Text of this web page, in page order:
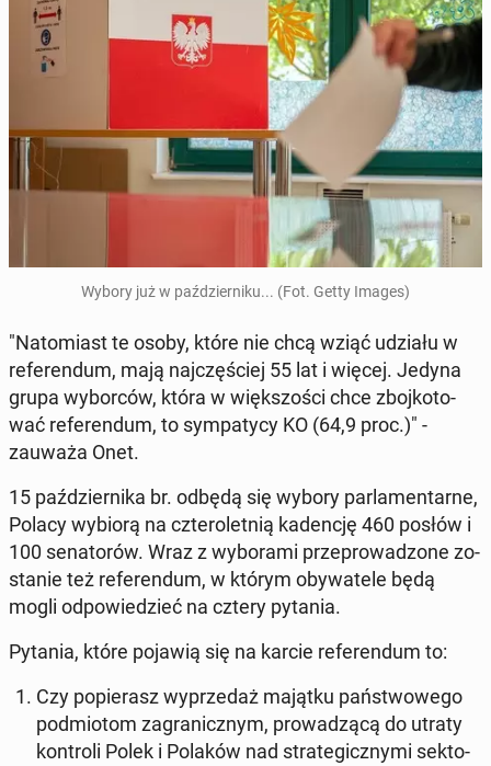
Wybory już w paź­dzier­ni­ku... (Fot. Getty Images)
"Na­to­miast te osoby, które nie chcą wziąć udziału w
re­fe­ren­dum, mają naj­czę­ściej 55 lat i więcej. Jedyna
grupa wy­bor­ców, która w więk­szo­ści chce zboj­ko­to­
wać re­fe­ren­dum, to sym­pa­ty­cy KO (64,9 proc.)" -
zauważa Onet.
15 paź­dzier­ni­ka br. odbędą się wybory par­la­men­tar­ne,
Polacy wybiorą na czte­ro­let­nią ka­den­cję 460 posłów i
100 se­na­to­rów. Wraz z wy­bo­ra­mi prze­pro­wa­dzo­ne zo­
sta­nie też re­fe­ren­dum, w którym oby­wa­te­le będą
mogli od­po­wie­dzieć na cztery pytania.
Pytania, które pojawią się na karcie re­fe­ren­dum to:
Czy po­pie­rasz wy­prze­daż majątku pań­stwo­we­go
pod­mio­tom za­gra­nicz­nym, pro­wa­dzą­cą do utraty
kon­tro­li Polek i Polaków nad stra­te­gicz­ny­mi sek­to­